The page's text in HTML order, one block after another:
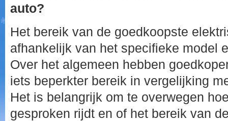
auto?
Het bereik van de goedkoopste
afhankelijk van het specifieke model
Over het algemeen hebben
iets beperkter bereik in vergelijking
Het is belangrijk om te overwegen
gesproken rijdt en of het bereik van